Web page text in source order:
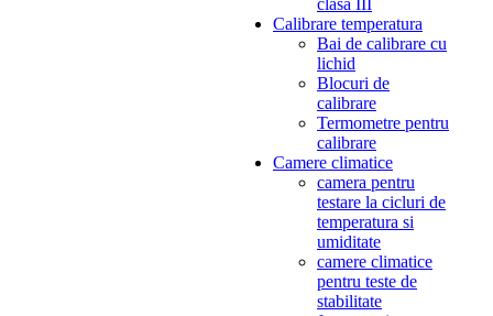
clasa III
Calibrare temperatura
Bai de calibrare cu
lichid
Blocuri de
calibrare
Termometre pentru
calibrare
Camere climatice
camera pentru
testare la cicluri de
temperatura si
umiditate
camere climatice
pentru teste de
stabilitate